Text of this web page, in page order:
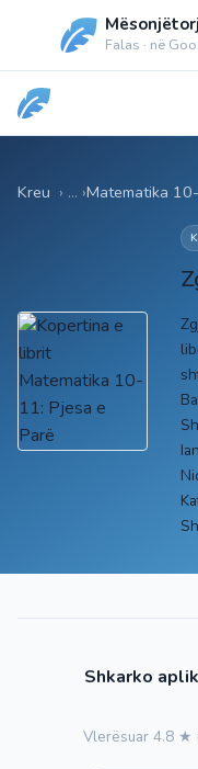
Falas · në
Kreu Matematika
Shkarko
Vlerësuar 4.8 ★